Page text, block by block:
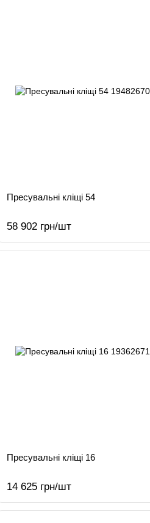
Пресувальні кліщі 54
58 902 грн/шт
Пресувальні кліщі 16
14 625 грн/шт